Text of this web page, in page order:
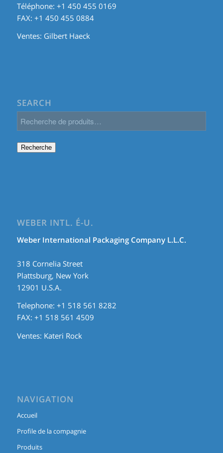
Téléphone: +1 450 455 0169
FAX: +1 450 455 0884
Ventes: Gilbert Haeck
SEARCH
Recherche
WEBER INTL. É-U.
Weber International Packaging Company L.L.C.
318 Cornelia Street
Plattsburg, New York
12901 U.S.A.
Telephone: +1 518 561 8282
FAX: +1 518 561 4509
Ventes: Kateri Rock
NAVIGATION
Accueil
Profile de la compagnie
Produits